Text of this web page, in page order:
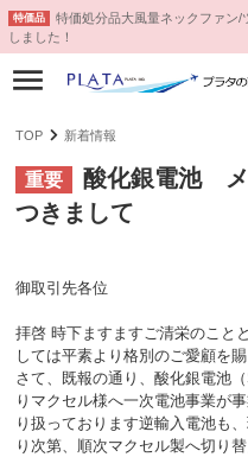
特価品
特価処分品大風量ネックファン
しました！
TOP 新着情報
重要
酸化銀電池 メ
つきまして
御取引先各位
拝啓 時下ますますご清栄のこと
しては平素より格別のご愛顧を
さて、既報の通り、酸化銀電池
りマクセル様へ一次電池事業が
り扱っております逆輸入電池も
り次第、順次マクセル製へ切り替